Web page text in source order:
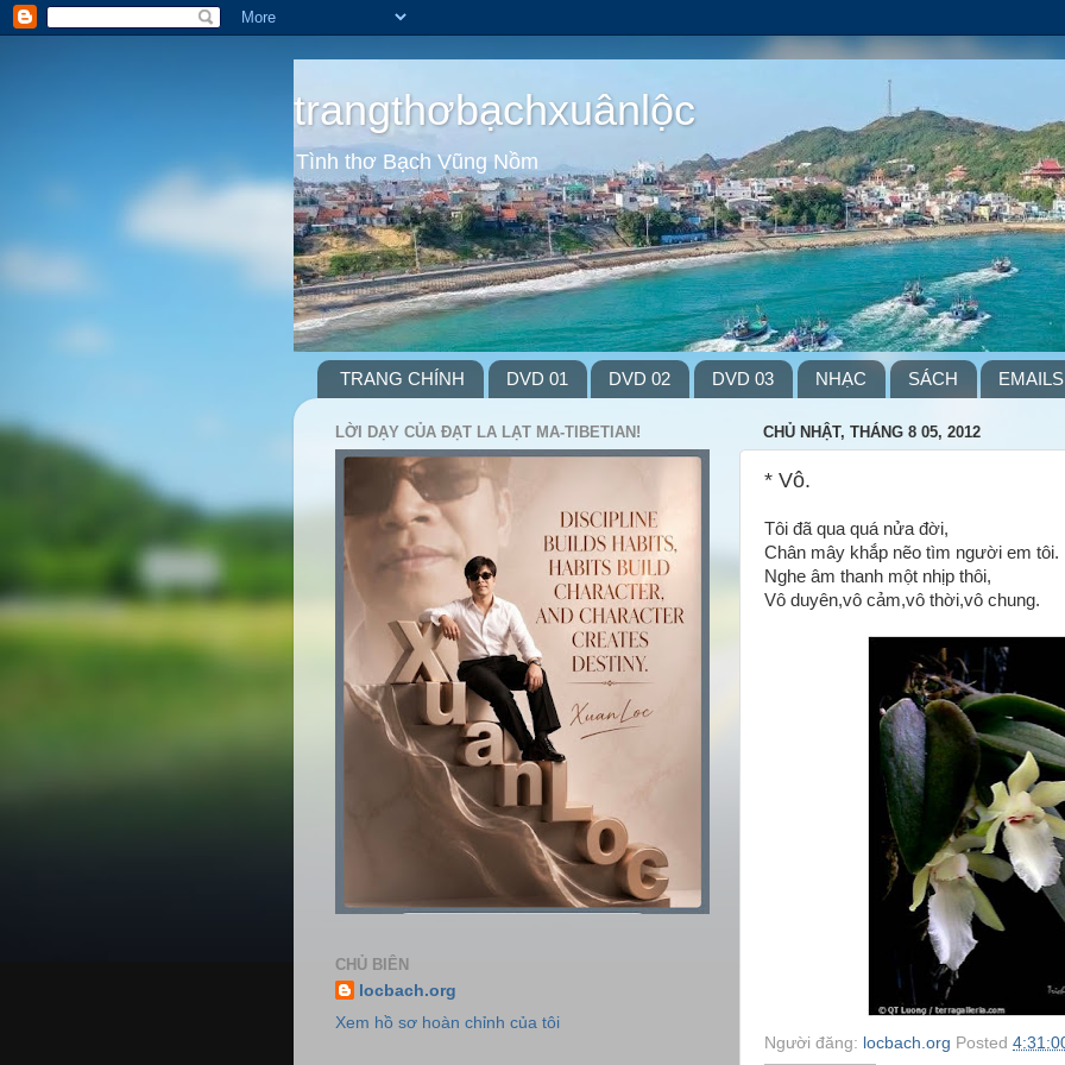
trangthơbạchxuânlộc
Tình thơ Bạch Vũng Nồm
TRANG CHÍNH DVD 01 DVD 02 DVD 03 NHẠC SÁCH EMAILS
CHỦ NHẬT, THÁNG 8 05, 2012
* Vô.
Tôi đã qua quá nửa đời,
Chân mây khắp nẽo tìm người em tôi.
Nghe âm thanh một nhịp thôi,
Vô duyên,vô cảm,vô thời,vô chung.
Người đăng: locbach.org Posted
LỜI DẠY CỦA ĐẠT LA LẠT MA-TIBETIAN!
CHỦ BIÊN
locbach.org
Xem hồ sơ hoàn chỉnh của tôi